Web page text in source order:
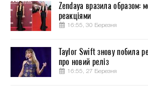
Zendaya вразила образом:
реакціями
16:55, 30 Березня
Taylor Swift знову побила
про новий реліз
16:55, 27 Березня